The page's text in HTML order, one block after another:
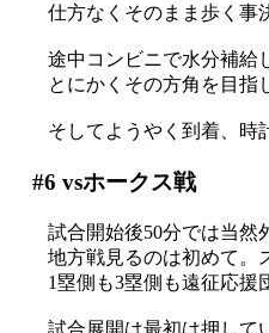
仕方なくそのまま歩く事
途中コンビニで水分補給
とにかくその方角を目指
そしてようやく到着、時
#6 vsホークス戦
試合開始後50分では当然
地方戦見るのは初めて。
1塁側も3塁側も遠征応援
試合展開は最初は押して